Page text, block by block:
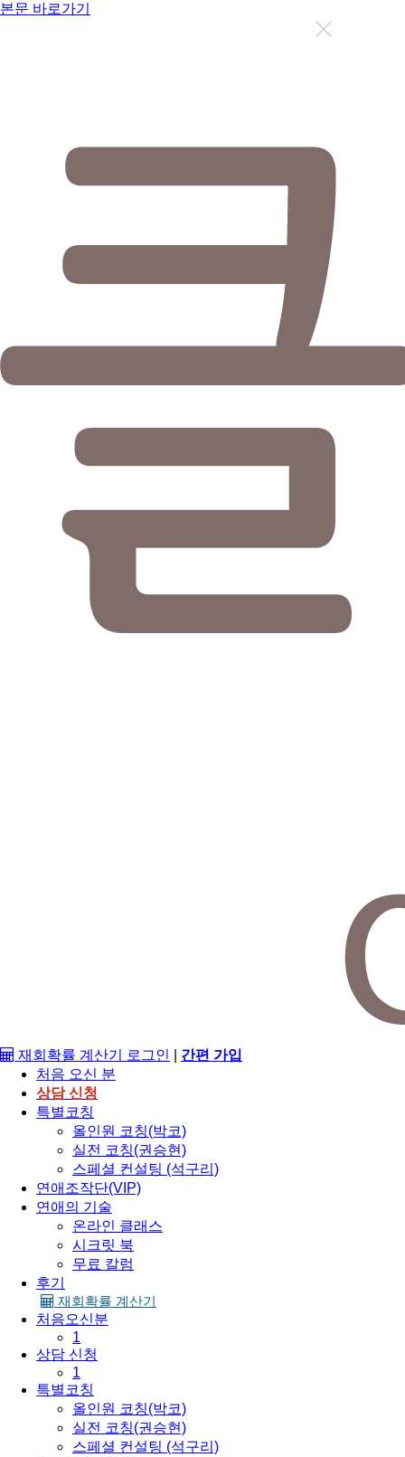
본문 바로가기
재회확률 계산기 로그인
간편 가입
처음 오신 분
상담 신청
특별코칭
올인원 코칭(박코)
실전 코칭(권승현)
스페셜 컨설팅 (석구리)
연애조작단(VIP)
연애의 기술
온라인 클래스
시크릿 북
무료 칼럼
후기
재회확률 계산기
처음오신분
1
상담 신청
1
특별코칭
올인원 코칭(박코)
실전 코칭(권승현)
스페셜 컨설팅 (석구리)